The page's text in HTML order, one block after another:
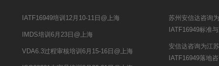
IATF16949培训12月10-11日@上海
IMDS培训6月23日@上海
VDA6.3过程审核培训6月15-16日@上海
苏州安信达咨询
IATF16949标准
安信达咨询为江
IATF16949落地